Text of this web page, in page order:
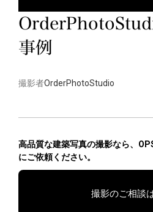
事例
撮影者OrderPhotoStudio
高品質な建築写真の撮影なら、
にご依頼ください。
撮影のご相談